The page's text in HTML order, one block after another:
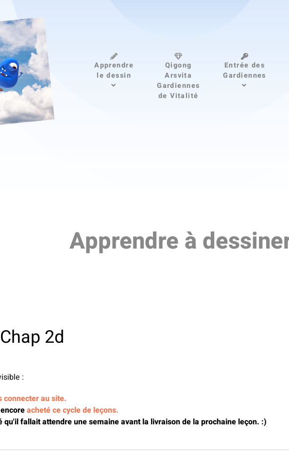
Apprendre
le dessin
Qigong
Arsvita
Gardiennes
de Vitalité
Entrée des
Gardiennes
Apprendre à
2d
:
connecter au site.
acheté ce cycle de leçons.
qu'il fallait attendre une semaine avant la livraison de la prochaine leçon. :)